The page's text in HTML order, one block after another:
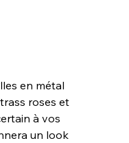
en métal
roses et
à vos
un look